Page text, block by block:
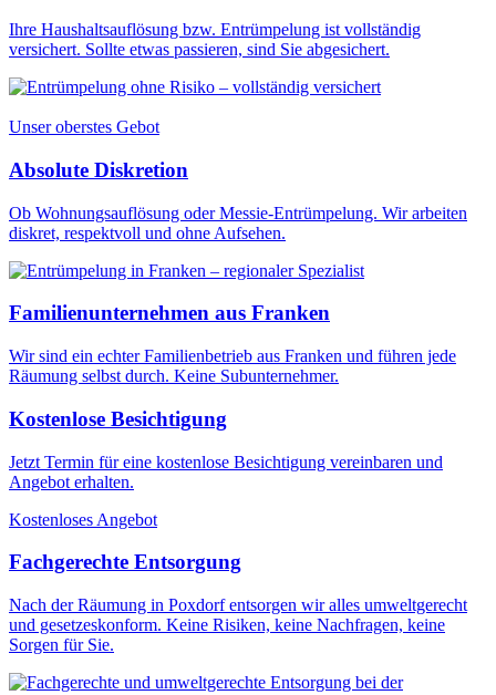
Ihre Haushaltsauflösung bzw. Entrümpelung ist vollständig
versichert. Sollte etwas passieren, sind Sie abgesichert.
Unser oberstes Gebot
Absolute Diskretion
Ob Wohnungsauflösung oder Messie-Entrümpelung. Wir arbeiten
diskret, respektvoll und ohne Aufsehen.
Familienunternehmen aus Franken
Wir sind ein echter Familienbetrieb aus Franken und führen jede
Räumung selbst durch. Keine Subunternehmer.
Kostenlose Besichtigung
Jetzt Termin für eine kostenlose Besichtigung vereinbaren und
Angebot erhalten.
Kostenloses Angebot
Fachgerechte Entsorgung
Nach der Räumung in Poxdorf entsorgen wir alles umweltgerecht
und gesetzeskonform. Keine Risiken, keine Nachfragen, keine
Sorgen für Sie.